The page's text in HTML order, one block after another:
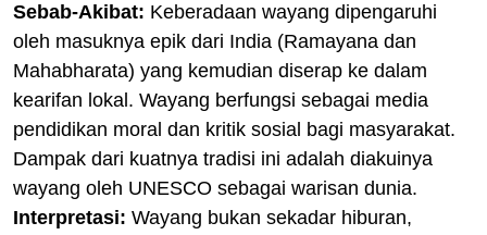
Sebab-Akibat: Keberadaan wayang dipengaruhi
oleh masuknya epik dari India (Ramayana dan
Mahabharata) yang kemudian diserap ke dalam
kearifan lokal. Wayang berfungsi sebagai media
pendidikan moral dan kritik sosial bagi masyarakat.
Dampak dari kuatnya tradisi ini adalah diakuinya
wayang oleh UNESCO sebagai warisan dunia.
Interpretasi: Wayang bukan sekadar hiburan,